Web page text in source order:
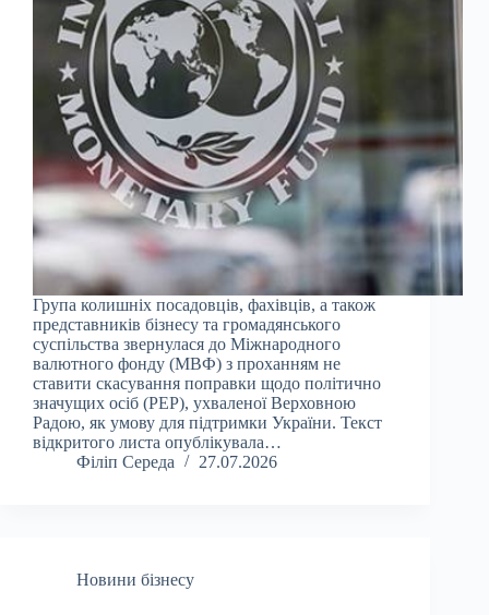
Група колишніх посадовців, фахівців, а також
представників бізнесу та громадянського
суспільства звернулася до Міжнародного
валютного фонду (МВФ) з проханням не
ставити скасування поправки щодо політично
значущих осіб (PEP), ухваленої Верховною
Радою, як умову для підтримки України. Текст
відкритого листа опублікувала…
Філіп Середа
27.07.2026
Новини бізнесу